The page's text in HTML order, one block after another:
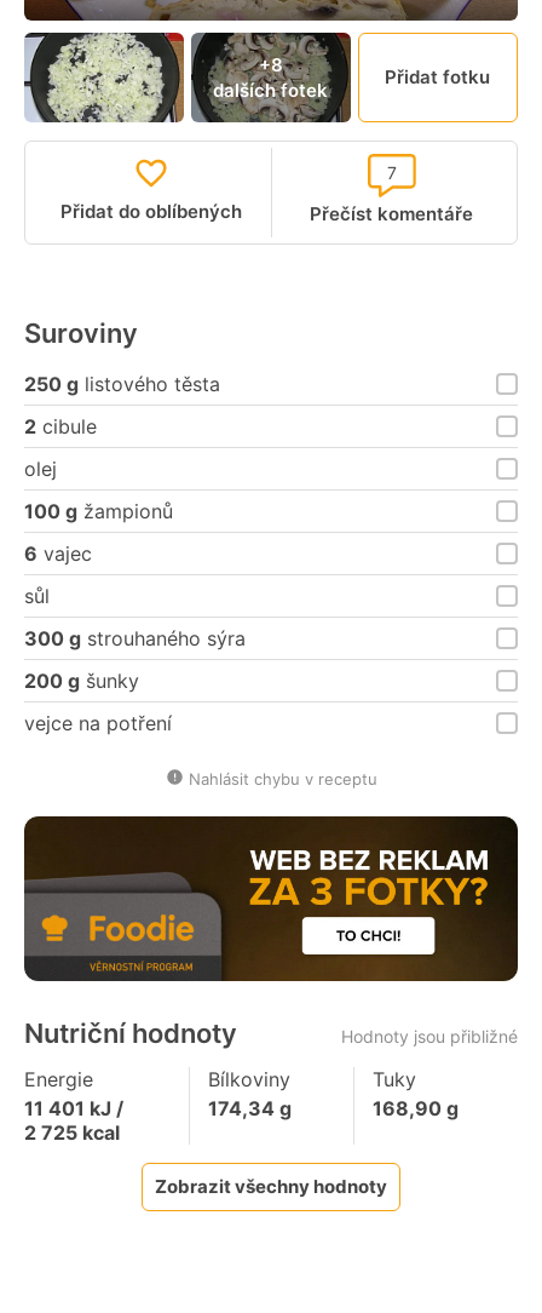
+8
dalších fotek
Přidat fotku
Přidat do oblíbených Přečíst komentáře
7
Suroviny
250 g listového těsta
2 cibule
olej
100 g žampionů
6 vajec
sůl
300 g strouhaného sýra
200 g šunky
vejce na potření
Nahlásit chybu v receptu
Nutriční hodnoty Hodnoty jsou přibližné
Energie
11 401 kJ /
2 725 kcal
Bílkoviny
174,34 g
Tuky
168,90g
Zobrazit všechny hodnoty